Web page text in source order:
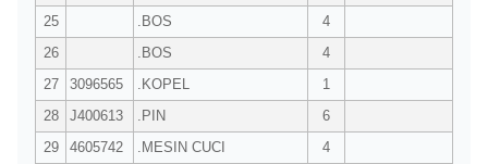
25
.BOS
4
26
.BOS
4
27
3096565 .KOPEL
1
28
J400613 .PIN
6
29
4605742 .MESIN CUCI 4